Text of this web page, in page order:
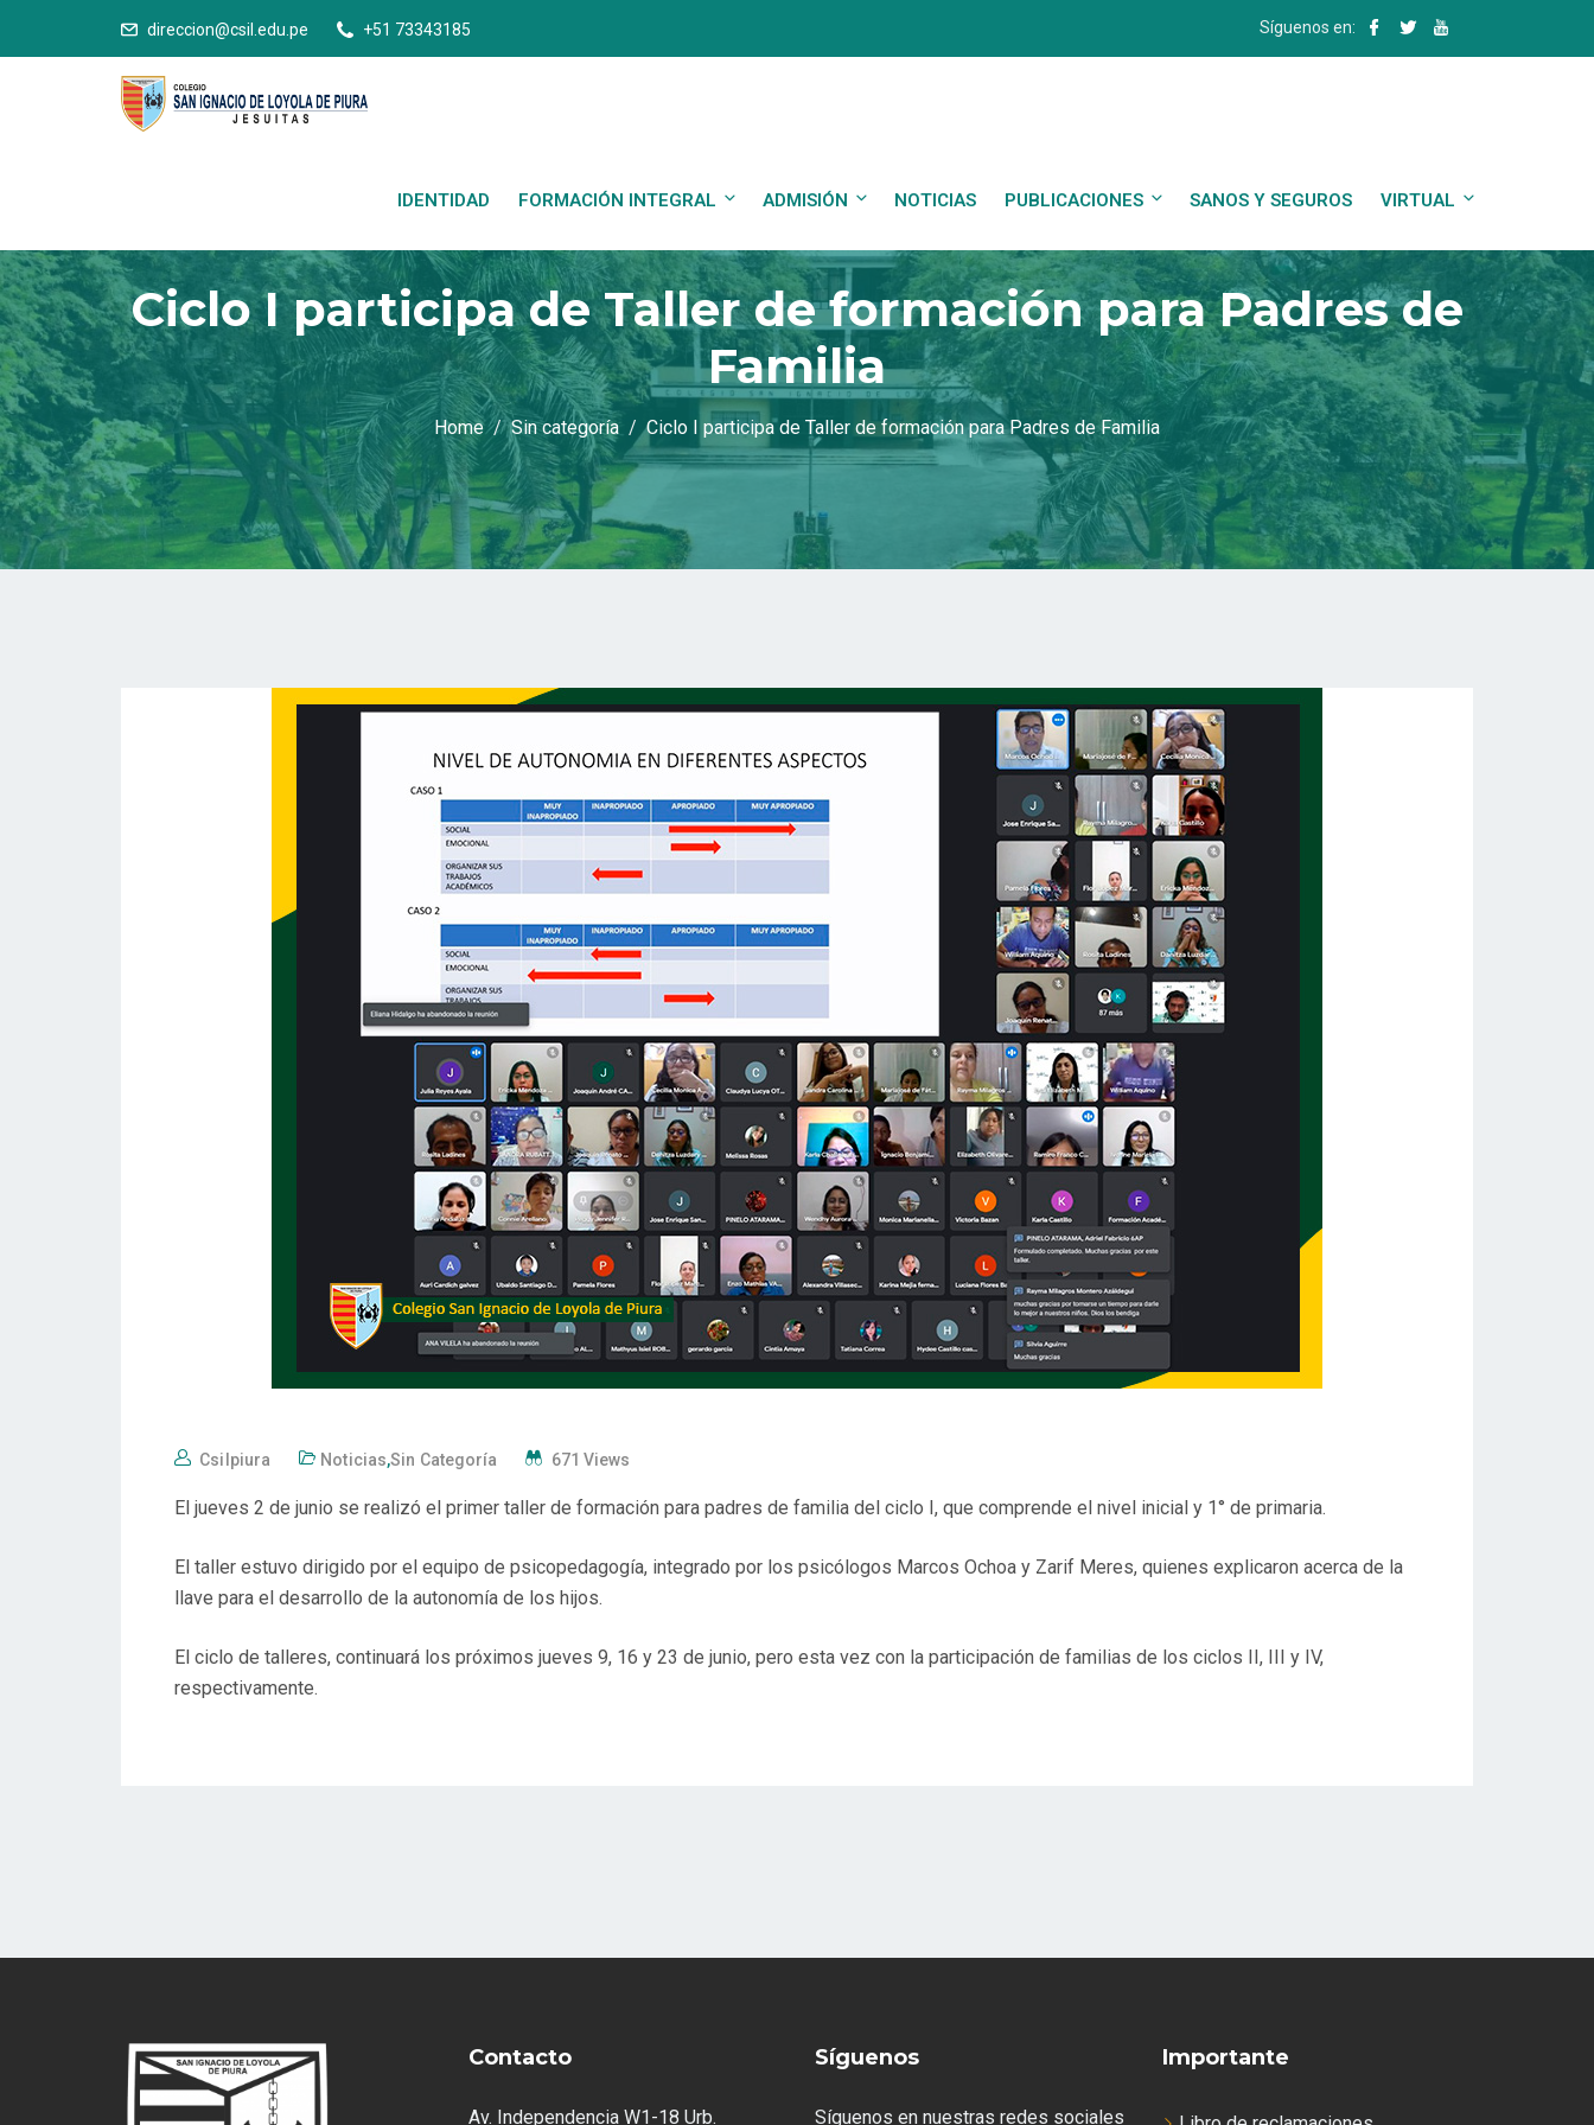
direccion@csil.edu.pe +51 73343185 Síguenos en:
IDENTIDAD FORMACIÓN INTEGRAL ADMISIÓN NOTICIAS PUBLICACIONES SANOS Y SEGUROS VIRTUAL
Ciclo I participa de Taller de formación para Padres de
Familia
Home Sin categoría Ciclo I participa de Taller de formación para Padres de Familia
Csilpiura Noticias,Sin Categoría 671 Views
El jueves 2 de junio se realizó el primer taller de formación para padres de familia del ciclo I, que comprende el nivel inicial y 1° de primaria.
El taller estuvo dirigido por el equipo de psicopedagogía, integrado por los psicólogos Marcos Ochoa y Zarif Meres, quienes explicaron acerca de la
llave para el desarrollo de la autonomía de los hijos.
El ciclo de talleres, continuará los próximos jueves 9, 16 y 23 de junio, pero esta vez con la participación de familias de los ciclos II, III y IV,
respectivamente.
Contacto
Av. Independencia W1-18 Urb.
Síguenos
Síguenos en nuestras redes sociales
Importante